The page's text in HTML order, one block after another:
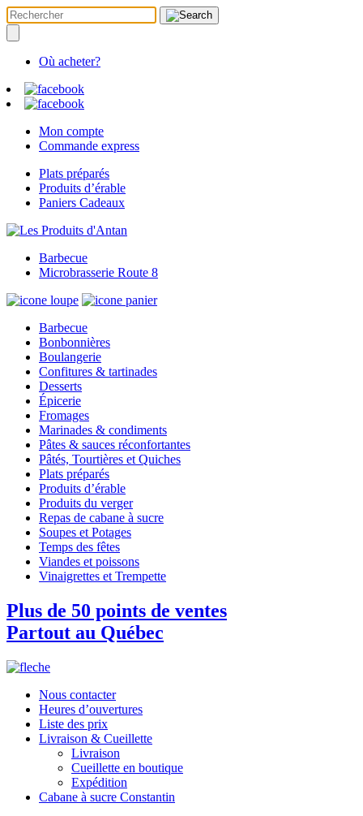
Où acheter?
Mon compte
Commande express
Plats préparés
Produits d’érable
Paniers Cadeaux
Barbecue
Microbrasserie Route 8
Barbecue
Bonbonnières
Boulangerie
Confitures & tartinades
Desserts
Épicerie
Fromages
Marinades & condiments
Pâtes & sauces réconfortantes
Pâtés, Tourtières et Quiches
Plats préparés
Produits d’érable
Produits du verger
Repas de cabane à sucre
Soupes et Potages
Temps des fêtes
Viandes et poissons
Vinaigrettes et Trempette
Plus de 50 points de ventes
Partout au Québec
Nous contacter
Heures d’ouvertures
Liste des prix
Livraison & Cueillette
Livraison
Cueillette en boutique
Expédition
Cabane à sucre Constantin